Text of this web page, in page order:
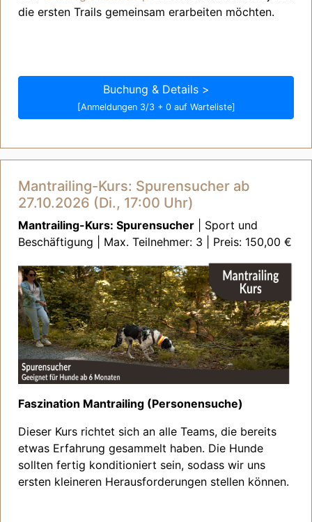
die ersten Trails gemeinsam erarbeiten möchten.
Buchung & Details >
[Anmeldungen 3/3 + 0 auf Warteliste]
Mantrailing-Kurs: Spurensucher ab
27.10.2026 (Di., 17:00 Uhr)
Mantrailing-Kurs: Spurensucher | Sport und
Beschäftigung | Max. Teilnehmer: 3 | Preis: 150,00 €
Faszination Mantrailing (Personensuche)
Dieser Kurs richtet sich an alle Teams, die bereits
etwas Erfahrung gesammelt haben. Die Hunde
sollten fertig konditioniert sein, sodass wir uns
ersten kleineren Herausforderungen stellen können.